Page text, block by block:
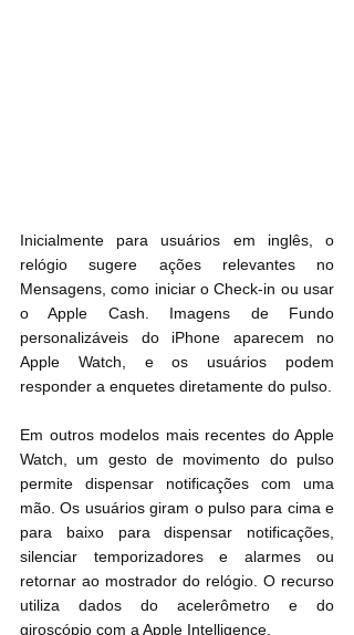
Inicialmente para usuários em inglês, o
relógio sugere ações relevantes no
Mensagens, como iniciar o Check-in ou usar
o Apple Cash. Imagens de Fundo
personalizáveis ​​do ‌iPhone‌ aparecem no
Apple Watch, e os usuários podem
responder a enquetes diretamente do pulso.
Em outros modelos mais recentes do Apple
Watch, um gesto de movimento do pulso
permite dispensar notificações com uma
mão. Os usuários giram o pulso para cima e
para baixo para dispensar notificações,
silenciar temporizadores e alarmes ou
retornar ao mostrador do relógio. O recurso
utiliza dados do acelerômetro e do
giroscópio com a Apple Intelligence.